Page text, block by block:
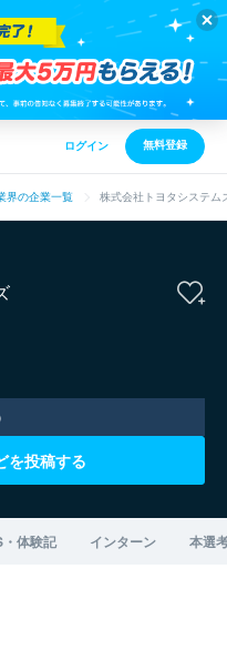
ログイン 無料登録
界の企業一覧 株式会社トヨタシステム
を投稿する
・体験記 インターン 本選